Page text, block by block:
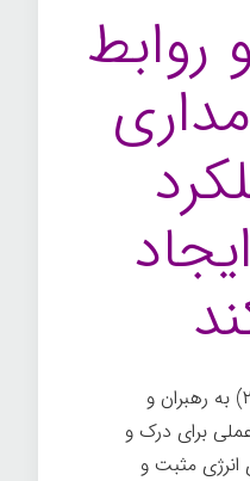
روابط
(۲۰۲۲) به رهبران و
برای درک و
انرژی مثبت و